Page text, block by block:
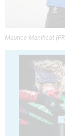
Maurice Manificat
1